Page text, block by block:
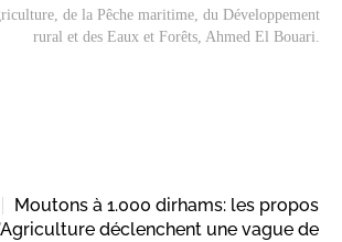
de la Pêche maritime, du Développement
rural et des Eaux et Forêts, Ahmed El Bouari.
Moutons à 1.000 dirhams: les propos
déclenchent une vague de